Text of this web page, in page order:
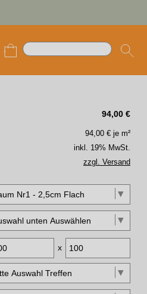
94,00 €
94,00 € je m²
inkl. 19% MwSt.
zzgl. Versand
x